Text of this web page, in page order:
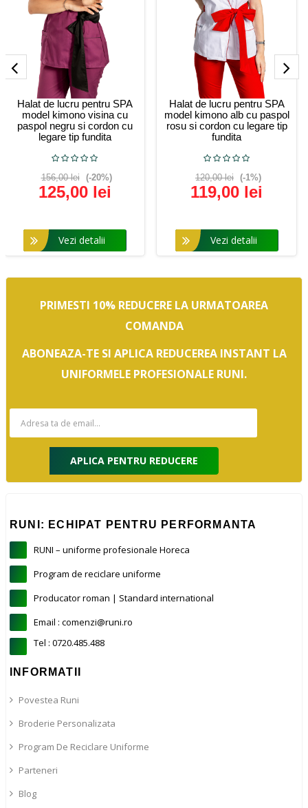
Halat de lucru pentru SPA
model kimono visina cu
paspol negru si cordon cu
legare tip fundita
156,00 lei (-20%)
125,00 lei
Vezi detalii
Halat de lucru pentru SPA
model kimono alb cu paspol
rosu si cordon cu legare tip
fundita
120,00 lei (-1%)
119,00 lei
Vezi detalii
PRIMESTI 10% REDUCERE LA URMATOAREA
COMANDA
ABONEAZA-TE SI APLICA REDUCEREA INSTANT LA
UNIFORMELE PROFESIONALE RUNI.
APLICA PENTRU REDUCERE
RUNI: ECHIPAT PENTRU PERFORMANTA
RUNI – uniforme profesionale Horeca
Program de reciclare uniforme
Producator roman | Standard international
Email : comenzi@runi.ro
Tel : 0720.485.488
INFORMATII
Povestea Runi
Broderie Personalizata
Program De Reciclare Uniforme
Parteneri
Blog